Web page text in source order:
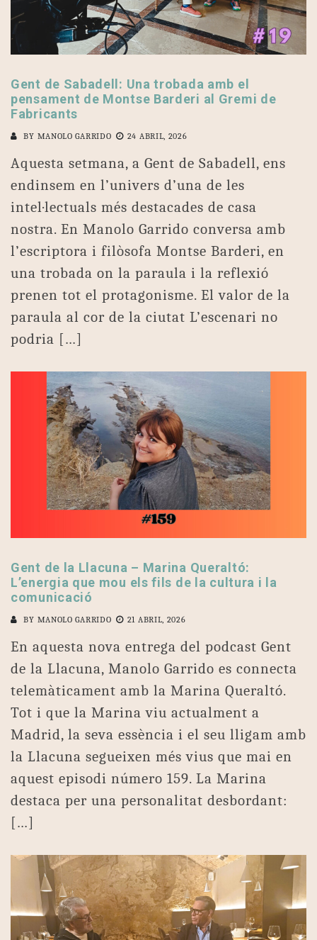
Gent de Sabadell: Una trobada amb el
pensament de Montse Barderi al Gremi de
Fabricants
BY MANOLO GARRIDO 24 ABRIL, 2026
Aquesta setmana, a Gent de Sabadell, ens
endinsem en l’univers d’una de les
intel·lectuals més destacades de casa
nostra. En Manolo Garrido conversa amb
l’escriptora i filòsofa Montse Barderi, en
una trobada on la paraula i la reflexió
prenen tot el protagonisme. El valor de la
paraula al cor de la ciutat L’escenari no
podria […]
Gent de la Llacuna – Marina Queraltó:
L’energia que mou els fils de la cultura i la
comunicació
BY MANOLO GARRIDO 21 ABRIL, 2026
En aquesta nova entrega del podcast Gent
de la Llacuna, Manolo Garrido es connecta
telemàticament amb la Marina Queraltó.
Tot i que la Marina viu actualment a
Madrid, la seva essència i el seu lligam amb
la Llacuna segueixen més vius que mai en
aquest episodi número 159. La Marina
destaca per una personalitat desbordant:
[…]